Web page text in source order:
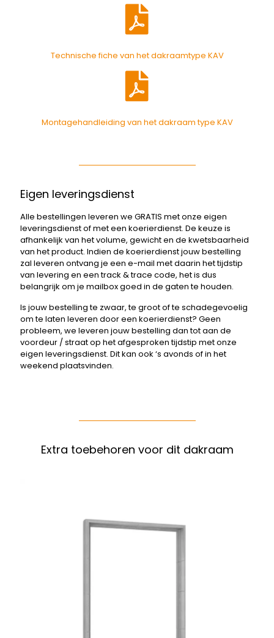
Technische fiche van het dakraamtype KAV
Montagehandleiding van het dakraam type KAV
Eigen leveringsdienst
Alle bestellingen leveren we GRATIS met onze eigen
leveringsdienst of met een koerierdienst. De keuze is
afhankelijk van het volume, gewicht en de kwetsbaarheid
van het product. Indien de koerierdienst jouw bestelling
zal leveren ontvang je een e-mail met daarin het tijdstip
van levering en een track & trace code, het is dus
belangrijk om je mailbox goed in de gaten te houden.
Is jouw bestelling te zwaar, te groot of te schadegevoelig
om te laten leveren door een koerierdienst? Geen
probleem, we leveren jouw bestelling dan tot aan de
voordeur / straat op het afgesproken tijdstip met onze
eigen leveringsdienst. Dit kan ook ‘s avonds of in het
weekend plaatsvinden.
Extra toebehoren voor dit dakraam